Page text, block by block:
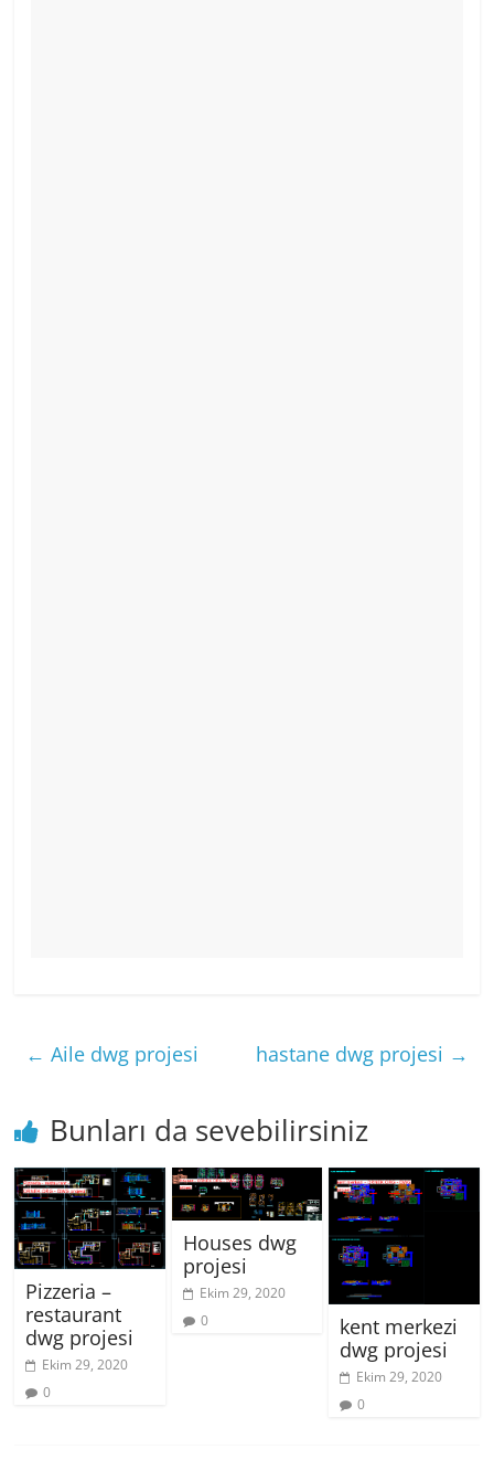
← Aile dwg projesi hastane dwg projesi →
Bunları da sevebilirsiniz
Pizzeria –
restaurant
dwg projesi
Ekim 29, 2020
0
Houses dwg
projesi
Ekim 29, 2020
0
kent merkezi
dwg projesi
Ekim 29, 2020
0